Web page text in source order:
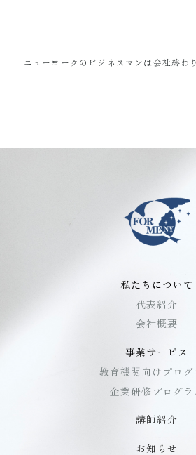
ニューヨークのビジネスマンは会社終わ
私たちについて
代表紹介
会社概要
事業サービス
教育機関向けプログ
企業研修プログラ
講師紹介
お知らせ